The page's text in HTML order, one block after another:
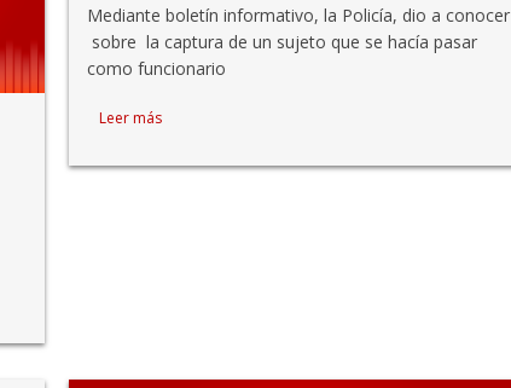
Mediante boletín informativo, la Policía, dio a conocer
sobre la captura de un sujeto que se hacía pasar
como funcionario
Leer más